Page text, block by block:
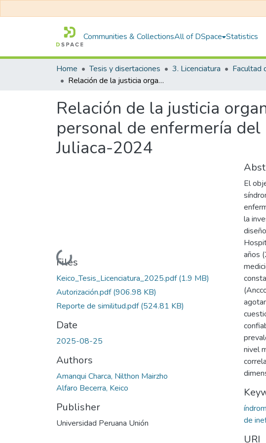
Communities & CollectionsAll of DSpace Statistics
Home Tesis y disertaciones 3. Licenciatura
Relación de la justicia organizacional con el Síndrome de Burnout en el personal de enfermería del hospital público “Carlos Monge Medrano”, Juliaca-2024
Relación de la justicia
personal de enfermería
Juliaca-2024
Loading...
Files
Keico_Tesis_Licenciatura_2025.pdf(1.9 MB)
Autorización.pdf(906.98 KB)
Reporte de similitud.pdf(524.81 KB)
Date
2025-08-25
Authors
Amanqui Charca, Nilthon Mairzho
Alfaro Becerra, Keico
Publisher
Universidad Peruana Unión
El
la
años
nivel
de
URI